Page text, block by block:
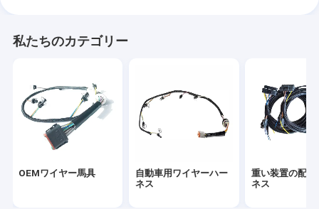
オートバイの配線用ハーネス
医学ワイヤー馬具
普遍的な配線用ハーネス
ワイヤー馬具のコネクター
私たちのカテゴリー
OEMワイヤー馬具
自動車用ワイヤーハー
ネス
重い装置の配線
ネス